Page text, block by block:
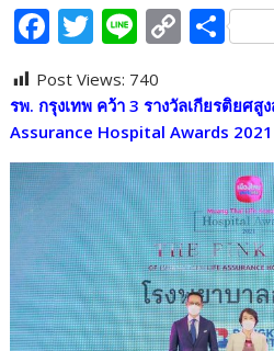
F
ac
e
b
o
o
k
T
w
itt
er
Li
n
e
C
o
p
y
Li
n
k
S
h
ar
e
Post Views: 740
รพ. กรุงเทพ คว้า 3 รางวัลเกียรติยศสู
Assurance Hospital Awards